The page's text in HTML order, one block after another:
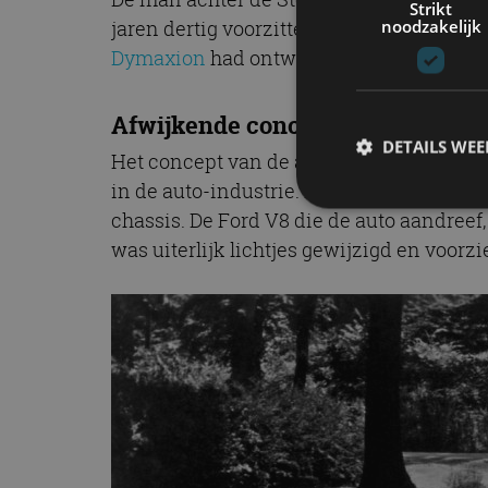
jaren dertig voorzitter was van de
Dymaxion had ontworpen.
Afwijkende concepten
Het concept van de auto van Stout
in de auto-industrie. De Scarab – een
chassis. De Ford V8 die de auto
was uiterlijk lichtjes gewijzigd en
Strikt
noodzakelijk
DETAILS
Strikt noodzakelijke
accountbeheer. De
Naam
cf_clearance